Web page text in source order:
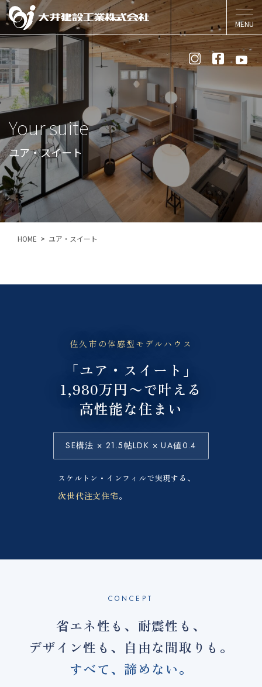
Your suite
ユア・スイート
HOME ユア・スイート
佐久市の体感型モデルハウス
「ユア・スイート」
1,980万円〜で叶える
高性能な住まい
SE構法 × 21.5帖LDK × UA値0.4
スケルトン・インフィルで実現する、
次世代注文住宅。
CONCEPT
省エネ性も、耐震性も、
デザイン性も、自由な間取りも。
すべて、諦めない。